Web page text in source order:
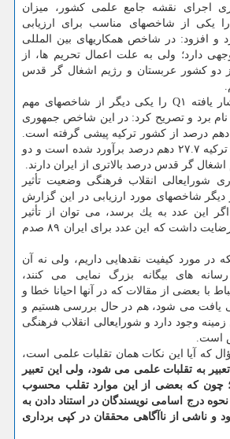
اجرای نقشه جامع علمی كشور، میزان
را یكی از شاخصهای مناسب برای ارزیابی
و افزود: در شاخص همكاریهای بین المللی
دارد؛ ولی به علت اعمال تحریم ها، از
از دو كشور عربستان و رژیم اشغال گر قدس
وی درصد مقالات انتشار یافته Q۱ را یكی دیگر از شاخصهای مهم
نام برد و تصریح كرد: در این شاخص جمهوری
اسلامی ایران با ۲۷.۹ دهم درصد از كشور تركیه پیشی گرفته است.
این میزان برای كشور تركیه ۲۷.۷ دهم درصد برآورد شده است و دو
گر قدس درصد بالاتری از ایران دارند.
شورایعالی انقلاب فرهنگی وضعیت تأثیر
دیگر شاخصهای مورد ارزیابی در این گزارش
این عدد به یك برسد، می توان از تأثیر
استنادی در سطح دنیا رضایت داشت كه این عدد برای ایران ۸۹ صدم
در مورد كیفیت نقدهایی داریم، ولی نه آن
های بیگانه بزرگ نمایی می كنند،
با بعضی از مقالات كه در آنها احیانا خطا و
یافت می شود، هم در حال بررسی هستیم و
وجود دارد و شورایعالی انقلاب فرهنگی
است.
كه آیا این نكات همان تقلبات علمی است،
به تقلبات علمی می شود، ولی این تعبیر
چون كه بعضی از این موارد تقلب محسوب
درج اسامی نویسندگان در استناد دادن به
و ناشی از ناآگاهی محققان در كپی برداری